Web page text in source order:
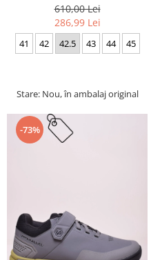
610,00 Lei
286,99 Lei
41 42 42.5 43 44 45
Stare: Nou, în ambalaj original
-73%